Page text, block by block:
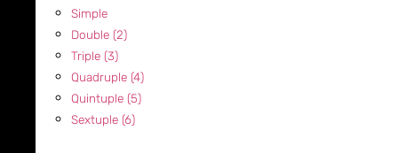
Simple
Double (2)
Triple (3)
Quadruple (4)
Quintuple (5)
Sextuple (6)